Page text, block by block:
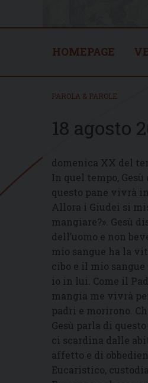
HOMEPAGE
PAROLA & PAROLE
18 agosto
domenica XX del
In quel tempo,
questo pane vivrà
Allora i Giudei si
mangiare?». Gesù
dell’uomo e non
mio sangue ha la
cibo e il mio
io in lui. Come il
mangia me vivrà
padri e morirono.
Gesù parla di
ci scardina dalle
affetto e di
Eucaristico,